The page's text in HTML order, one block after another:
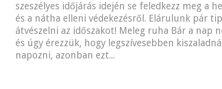
szeszélyes időjárás idején se feledkezz meg a
és a nátha elleni védekezésről. Elárulunk pár
átvészelni az időszakot! Meleg ruha Bár a nap
és úgy érezzük, hogy legszívesebben
napozni, azonban ezt...